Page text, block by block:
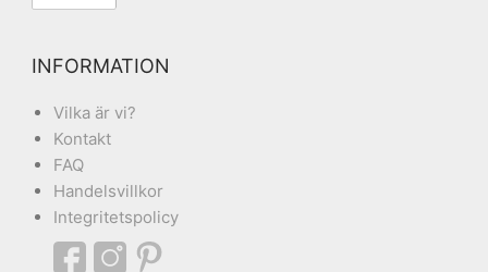
INFORMATION
Vilka är vi?
Kontakt
FAQ
Handelsvillkor
Integritetspolicy